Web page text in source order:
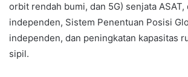
orbit rendah bumi, dan 5G) senjata
independen, Sistem Penentuan Posisi
independen, dan peningkatan kapasitas
sipil.